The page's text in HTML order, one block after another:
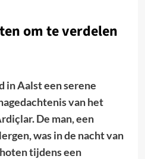
om te verdelen
in Aalst een serene
van het
De man, een
was in de nacht van
tijdens een